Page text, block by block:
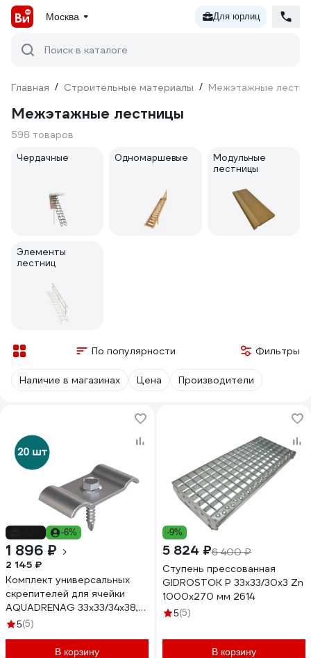
Москва Для юрлиц
Поиск в каталоге
Главная / Строительные материалы / Межэтажные
Межэтажные лестницы
598 товаров
Чердачные Одномаршевые
Модульные
лестницы
Элементы
лестниц
По популярности Фильтры
Наличие в магазинах Цена Производители
-6%
1 896 ₽
2 145 ₽
Комплект универсальных
скрепителей для ячейки
AQUADRENAG 33x33/34x38,
оцинкованный (скоба,
20 шт 333365/20
5(5)
В корзину
-9%
5 824 ₽6 400 ₽
Ступень прессованная
GIDROSTOK P 33х33/30х3 Zn
1000х270 мм 2614
5(5)
В корзину